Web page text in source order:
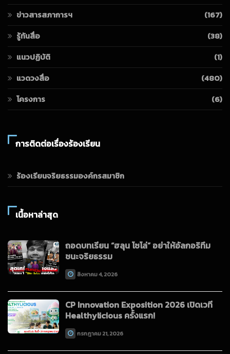
ข่าวสารสภาการฯ
(167)
รู้ทันสื่อ
(38)
แนวปฏิบัติ
(1)
แวดวงสื่อ
(480)
โครงการ
(6)
การติดต่อเรื่องร้องเรียน
ร้องเรียนจริยธรรมองค์กรสมาชิก
เนื้อหาล่าสุด
ถอดบทเรียน “ฮลุน โซโล่” อย่าให้อัลกอริทึม
ชนะจริยธรรม
สิงหาคม 4, 2026
CP Innovation Exposition 2026 เปิดเวที
Healthylicious ครั้งแรก!
กรกฎาคม 21, 2026